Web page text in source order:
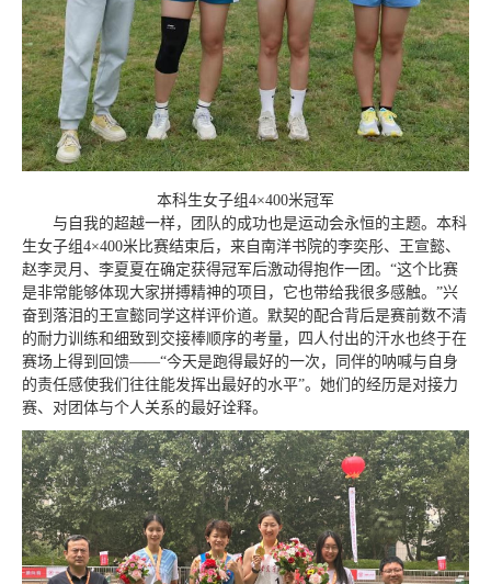
本科生女子组4×400米冠军
与自我的超越一样，团队的成功也是运动会永恒的主题。本科
生女子组4×400米比赛结束后，来自南洋书院的李奕彤、王宣懿、
赵李灵月、李夏夏在确定获得冠军后激动得抱作一团。“这个比赛
是非常能够体现大家拼搏精神的项目，它也带给我很多感触。”兴
奋到落泪的王宣懿同学这样评价道。默契的配合背后是赛前数不清
的耐力训练和细致到交接棒顺序的考量，四人付出的汗水也终于在
赛场上得到回馈——“今天是跑得最好的一次，同伴的呐喊与自身
的责任感使我们往往能发挥出最好的水平”。她们的经历是对接力
赛、对团体与个人关系的最好诠释。